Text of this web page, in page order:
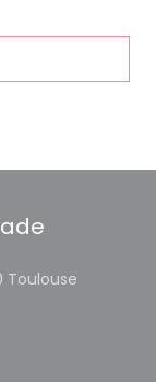
Toulouse((abre en